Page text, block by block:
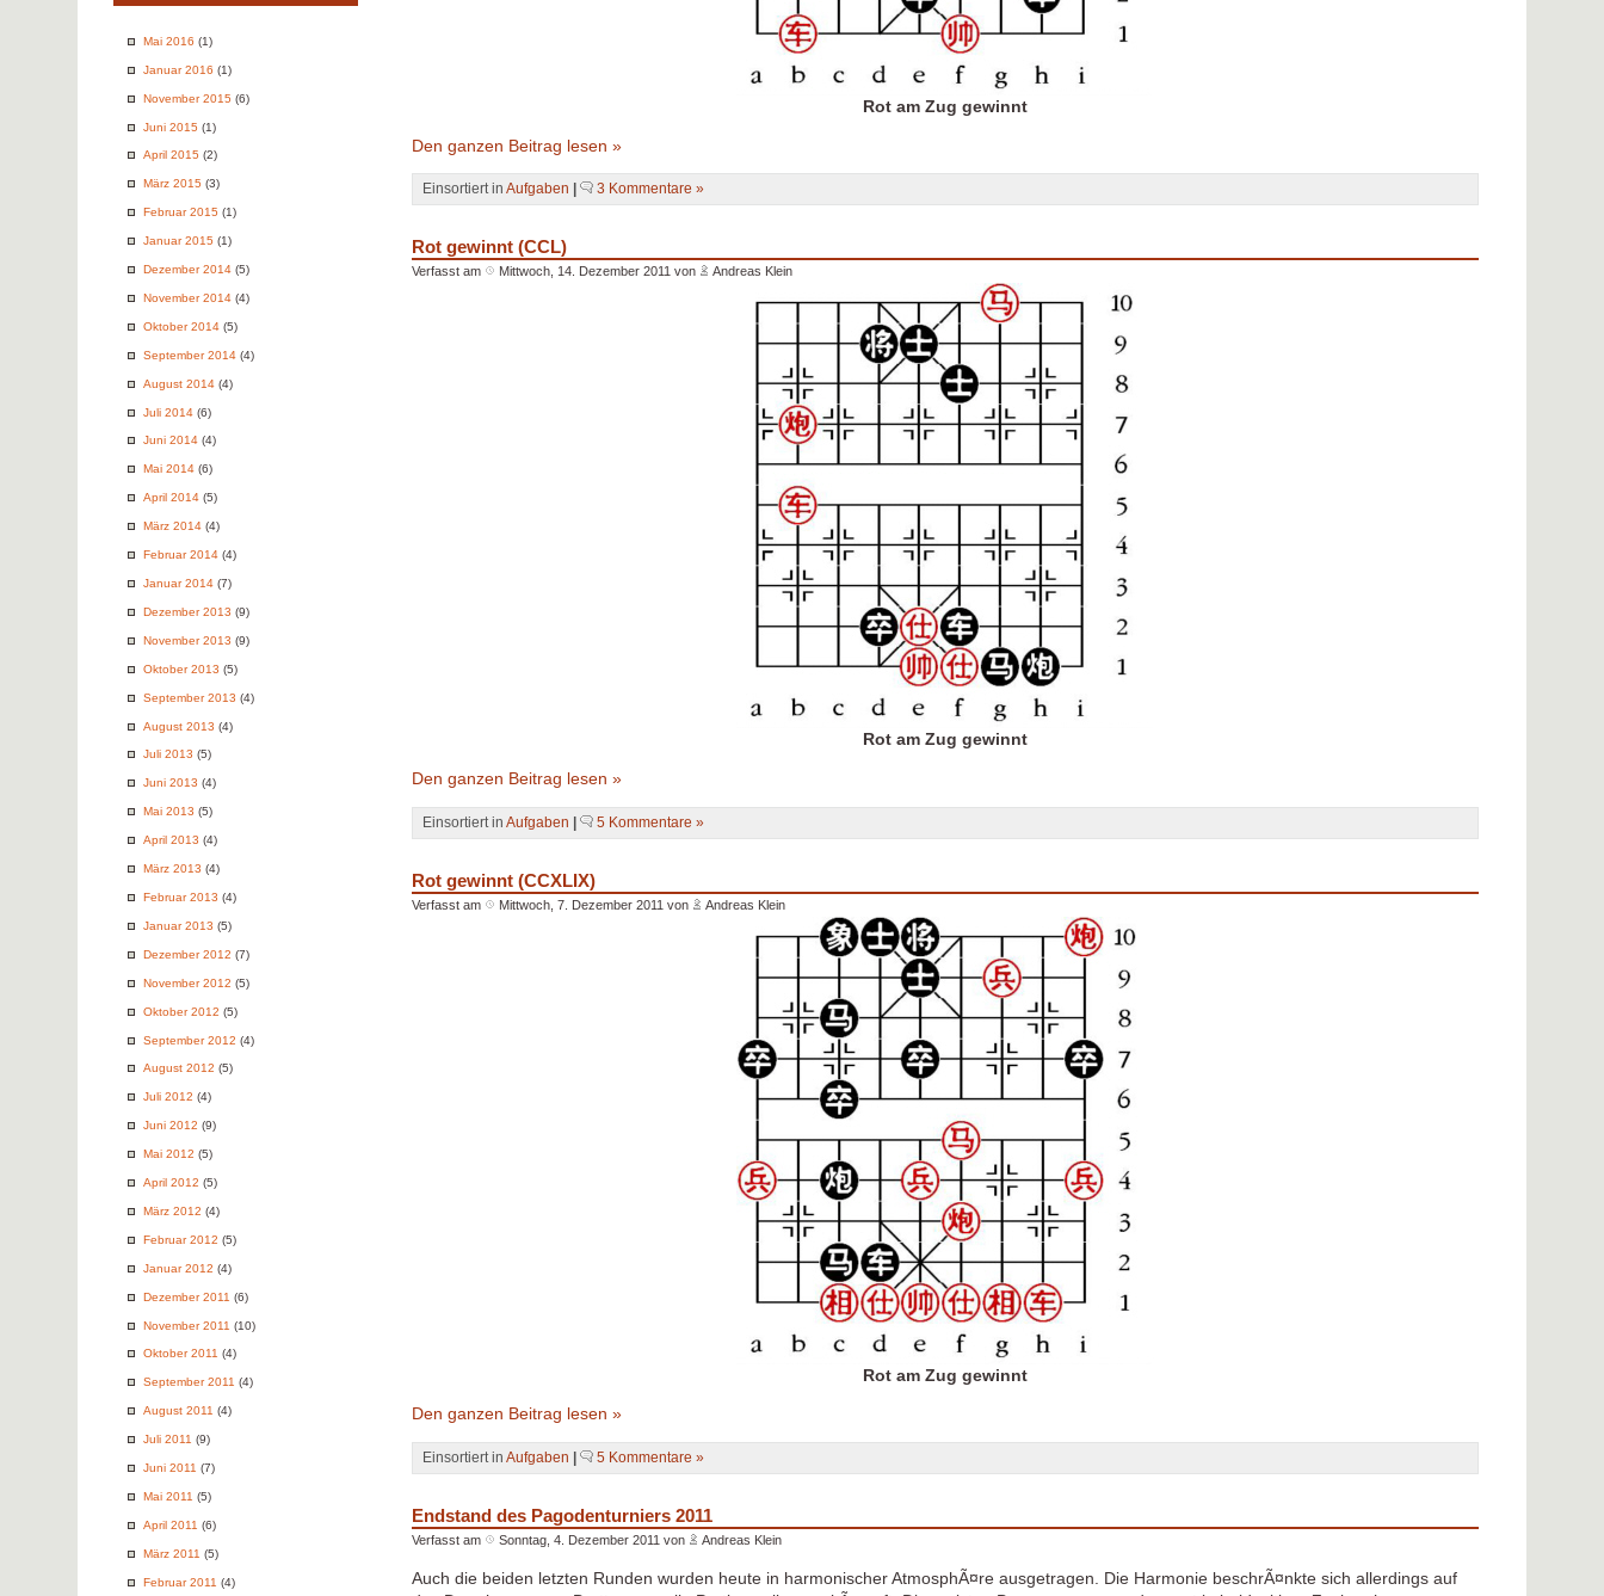
Mai 2016 (1)
Januar 2016 (1)
November 2015 (6)
Juni 2015 (1)
April 2015 (2)
März 2015 (3)
Februar 2015 (1)
Januar 2015 (1)
Dezember 2014 (5)
November 2014 (4)
Oktober 2014 (5)
September 2014 (4)
August 2014 (4)
Juli 2014 (6)
Juni 2014 (4)
Mai 2014 (6)
April 2014 (5)
März 2014 (4)
Februar 2014 (4)
Januar 2014 (7)
Dezember 2013 (9)
November 2013 (9)
Oktober 2013 (5)
September 2013 (4)
August 2013 (4)
Juli 2013 (5)
Juni 2013 (4)
Mai 2013 (5)
April 2013 (4)
März 2013 (4)
Februar 2013 (4)
Januar 2013 (5)
Dezember 2012 (7)
November 2012 (5)
Oktober 2012 (5)
September 2012 (4)
August 2012 (5)
Juli 2012 (4)
Juni 2012 (9)
Mai 2012 (5)
April 2012 (5)
März 2012 (4)
Februar 2012 (5)
Januar 2012 (4)
Dezember 2011 (6)
November 2011 (10)
Oktober 2011 (4)
September 2011 (4)
August 2011 (4)
Juli 2011 (9)
Juni 2011 (7)
Mai 2011 (5)
April 2011 (6)
März 2011 (5)
Februar 2011 (4)
Rot am Zug gewinnt
Den ganzen Beitrag lesen »
Einsortiert inAufgaben 3 Kommentare »
Rot gewinnt (CCL)
Verfasst am Mittwoch, 14. Dezember 2011 von Andreas Klein
Rot am Zug gewinnt
Den ganzen Beitrag lesen »
Einsortiert inAufgaben | 5 Kommentare »
Rot gewinnt (CCXLIX)
Verfasst am Mittwoch, 7. Dezember 2011 von Andreas Klein
Rot am Zug gewinnt
Den ganzen Beitrag lesen »
Einsortiert inAufgaben | 5 Kommentare »
Endstand des Pagodenturniers 2011
Verfasst am Sonntag, 4. Dezember 2011 von Andreas Klein
Auch die beiden letzten Runden wurden heute in harmonischer AtmosphÃ¤re ausgetragen. Die Harmonie beschrÃ¤nkte sich allerdings auf